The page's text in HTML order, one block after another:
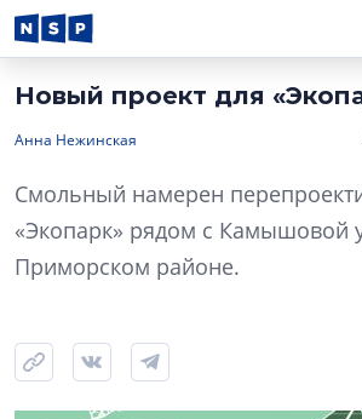
Новый проект для
Анна Нежинская
Смольный намерен
«Экопарк» рядом с Камышовой
Приморском районе.